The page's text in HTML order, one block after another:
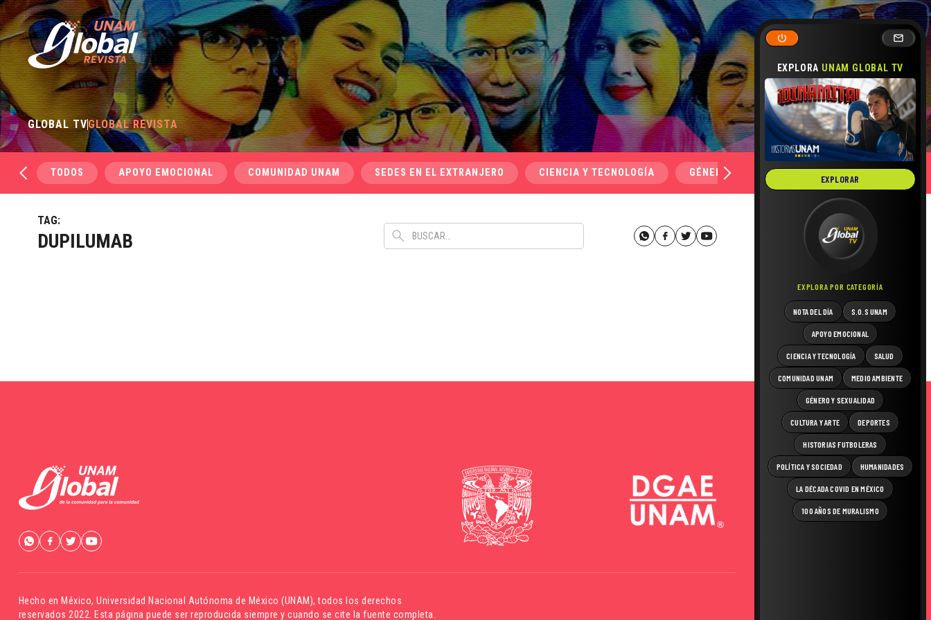
EXPLORA UNAM GLOBAL TV
EXPLORAR
EXPLORA POR CATEGORÍA
NOTA DEL DÍA S.O.S UNAM
APOYO EMOCIONAL
CIENCIA Y TECNOLOGÍA SALUD
COMUNIDAD UNAM MEDIO AMBIENTE
GÉNERO Y SEXUALIDAD
CULTURA Y ARTE DEPORTES
HISTORIAS FUTBOLERAS
POLÍTICA Y SOCIEDAD HUMANIDADES
LA DÉCADA COVID EN MÉXICO
100 AÑOS DE MURALISMO
GLOBAL TVGLOBAL REVISTA
TODOS APOYO EMOCIONAL COMUNIDAD UNAM SEDES EN EL EXTRANJERO CIENCIA Y TECNOLOGÍA GÉNERO Y SEXUALIDAD SALUD
TAG:
DUPILUMAB
Hecho en México,Universidad Nacional Autónoma de México (UNAM), todos los derechos
reservados 2022. Esta página puede ser reproducida siempre y cuando se cite la fuente completa.